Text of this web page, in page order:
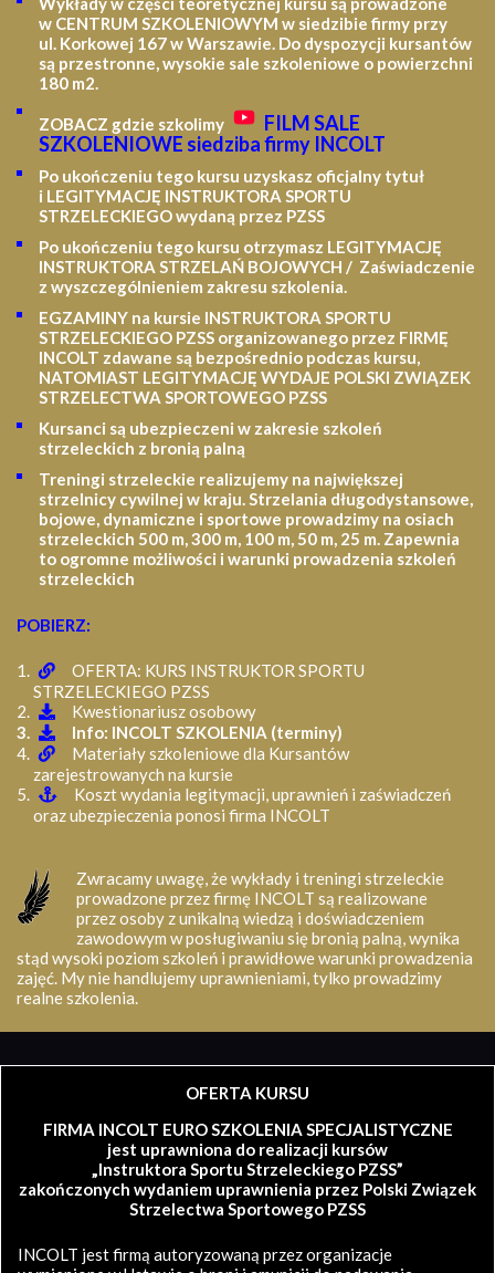
w CENTRUM SZKOLENIOWYM w siedzibie firmy przy
ul. Korkowej 167 w Warszawie. Do dyspozycji kursantów
są przestronne, wysokie sale szkoleniowe o powierzchni
180 m2.
ZOBACZ gdzie szkolimy
FILM SALE
SZKOLENIOWE siedziba firmy INCOLT
Po ukończeniu tego kursu uzyskasz oficjalny tytuł
i LEGITYMACJĘ INSTRUKTORA SPORTU
STRZELECKIEGO wydaną przez PZSS
Po ukończeniu tego kursu otrzymasz LEGITYMACJĘ
INSTRUKTORA STRZELAŃ BOJOWYCH / Zaświadczenie
z wyszczególnieniem zakresu szkolenia.
EGZAMINY na kursie INSTRUKTORA SPORTU
STRZELECKIEGO PZSS organizowanego przez FIRMĘ
INCOLT zdawane są bezpośrednio podczas kursu,
NATOMIAST LEGITYMACJĘ WYDAJE POLSKI ZWIĄZEK
STRZELECTWA SPORTOWEGO PZSS
Kursanci są ubezpieczeni w zakresie szkoleń
strzeleckich z bronią palną
Treningi strzeleckie realizujemy na największej
strzelnicy cywilnej w kraju. Strzelania długodystansowe,
bojowe, dynamiczne i sportowe prowadzimy na osiach
strzeleckich 500 m, 300 m, 100 m, 50 m, 25 m. Zapewnia
to ogromne możliwości i warunki prowadzenia szkoleń
strzeleckich
POBIERZ:
OFERTA: KURS INSTRUKTOR SPORTU
STRZELECKIEGO PZSS
Kwestionariusz osobowy
Info: INCOLT SZKOLENIA (terminy)
Materiały szkoleniowe dla Kursantów
zarejestrowanych na kursie
Koszt wydania legitymacji, uprawnień i zaświadczeń
oraz ubezpieczenia ponosi firma INCOLT
Zwracamy uwagę, że wykłady i treningi strzeleckie
prowadzone przez firmę INCOLT są realizowane
przez osoby z unikalną wiedzą i doświadczeniem
zawodowym w posługiwaniu się bronią palną, wynika
stąd wysoki poziom szkoleń i prawidłowe warunki prowadzenia
zajęć. My nie handlujemy uprawnieniami, tylko prowadzimy
realne szkolenia.
OFERTA KURSU
FIRMA INCOLT EURO SZKOLENIA SPECJALISTYCZNE
jest uprawniona do realizacji kursów
„Instruktora Sportu Strzeleckiego PZSS”
zakończonych wydaniem uprawnienia przez Polski Związek
Strzelectwa Sportowego PZSS
INCOLT jest firmą autoryzowaną przez organizacje